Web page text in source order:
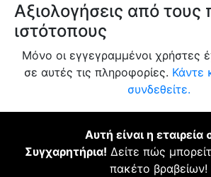
Αξιολογήσεις από
ιστότοπους
Μόνο οι εγγεγραμμένοι χρήστες
σε αυτές τις πληροφορίες. Κάντε
συνδεθείτε.
Αυτή είναι η εταιρεία
Συγχαρητήρια! Δείτε πώς
πακέτο βραβείων!